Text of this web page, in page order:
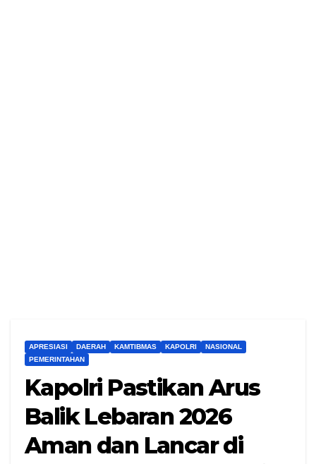
APRESIASI DAERAH KAMTIBMAS KAPOLRI
NASIONAL
PEMERINTAHAN
Kapolri Pastikan Arus
Balik Lebaran 2026
Aman dan Lancar di